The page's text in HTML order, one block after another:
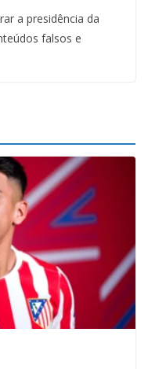
a presidência da
falsos e